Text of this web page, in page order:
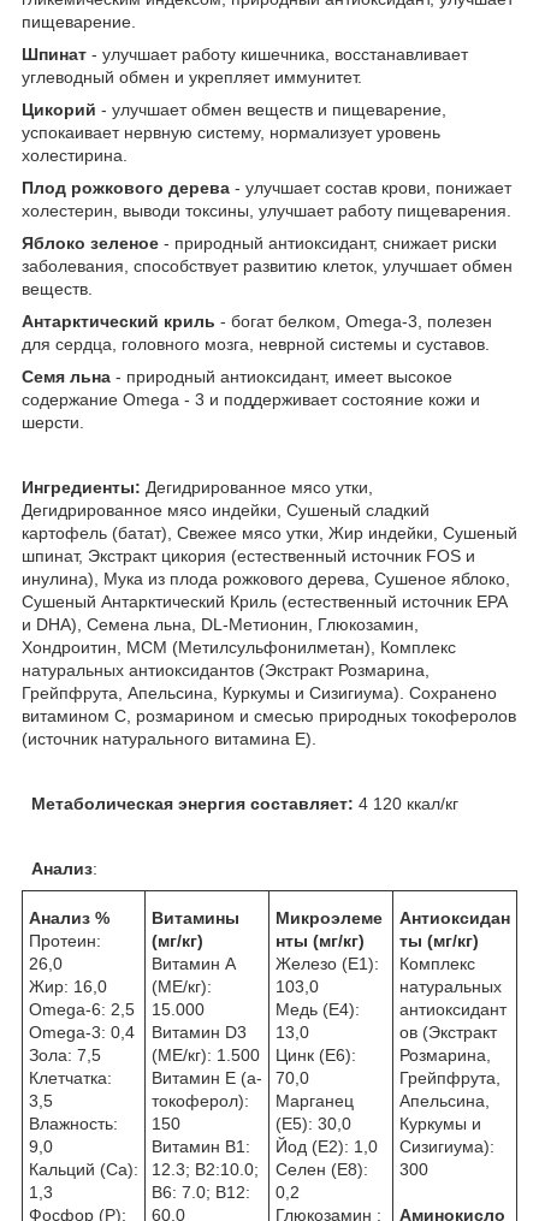
пищеварение.
Шпинат - улучшает работу кишечника, восстанавливает
углеводный обмен и укрепляет иммунитет.
Цикорий - улучшает обмен веществ и пищеварение,
успокаивает нервную систему, нормализует уровень
холестирина.
Плод рожкового дерева - улучшает состав крови, понижает
холестерин, выводи токсины, улучшает работу пищеварения.
Яблоко зеленое - природный антиоксидант, снижает риски
заболевания, способствует развитию клеток, улучшает обмен
веществ.
Антарктический криль - богат белком, Omega-3, полезен
для сердца, головного мозга, неврной системы и суставов.
Семя льна - природный антиоксидант, имеет высокое
содержание Omega - 3 и поддерживает состояние кожи и
шерсти.
Ингредиенты: Дегидрированное мясо утки,
Дегидрированное мясо индейки, Сушеный сладкий
картофель (батат), Свежее мясо утки, Жир индейки, Сушеный
шпинат, Экстракт цикория (естественный источник FOS и
инулина), Мука из плода рожкового дерева, Сушеное яблоко,
Сушеный Антарктический Криль (естественный источник EPA
и DHA), Семена льна, DL-Метионин, Глюкозамин,
Хондроитин, МСМ (Метилсульфонилметан), Комплекс
натуральных антиоксидантов (Экстракт Розмарина,
Грейпфрута, Апельсина, Куркумы и Сизигиума). Сохранено
витамином С, розмарином и смесью природных токоферолов
(источник натурального витамина Е).
Метаболическая энергия составляет: 4 120 ккал/кг
Анализ:
Анализ %
Протеин:
26,0
Жир: 16,0
Omega-6: 2,5
Omega-3: 0,4
Зола: 7,5
Клетчатка:
3,5
Влажность:
9,0
Кальций (Са):
1,3
Фосфор (P):
Витамины
(мг/кг)
Витамин A
(МЕ/кг):
15.000
Витамин D3
(МЕ/кг): 1.500
Витамин E (a-
токоферол):
150
Витамин В1:
12.3; B2:10.0;
B6: 7.0; B12:
60.0
Микроэлеме
нты (мг/кг)
Железо (E1):
103,0
Медь (Е4):
13,0
Цинк (E6):
70,0
Марганец
(E5): 30,0
Йод (E2): 1,0
Селен (E8):
0,2
Глюкозамин :
Антиоксидан
ты (мг/кг)
Комплекс
натуральных
антиоксидант
ов (Экстракт
Розмарина,
Грейпфрута,
Апельсина,
Куркумы и
Сизигиума):
300
Аминокисло